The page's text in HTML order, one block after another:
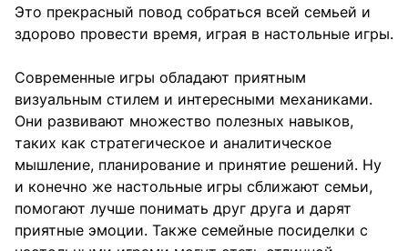
Это прекрасный повод собраться всей семьей и
здорово провести время, играя в настольные игры.
Современные игры обладают приятным
визуальным стилем и интересными механиками.
Они развивают множество полезных навыков,
таких как стратегическое и аналитическое
мышление, планирование и принятие решений. Ну
и конечно же настольные игры сближают семьи,
помогают лучше понимать друг друга и дарят
приятные эмоции. Также семейные посиделки с